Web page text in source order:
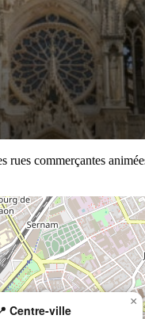
commerçantes
Centre-ville
×